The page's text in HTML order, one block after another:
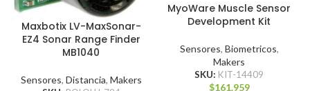
Maxbotix LV-MaxSonar-
EZ4 Sonar Range Finder
MB1040
Sensores, Distancia, Makers
MyoWare Muscle Sensor
Development Kit
Sensores, Biometricos,
Makers
SKU: KIT-14409
$161.959